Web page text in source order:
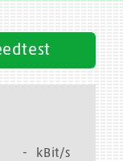
-
kBit/s